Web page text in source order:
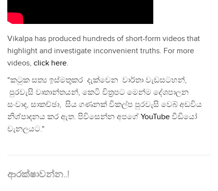
Vikalpa has produced hundreds of short-form videos that
highlight and investigate inconvenient truths. For more
videos, click here.
"කටුක සත්‍ය ඉස්මතුකර දැක්වෙන වාර්තා වැඩසටහන්,
පුරවැසි වෘතාන්තයන්, කෙටි චිත්‍රපට මෙන්ම දේශපාලන
සංවාද, සාකච්ඡා, සිය ගණනක් විකල්ප පුරවැසි වෙබ් අඩවිය
නිශ්පාදනය කර ඇත. පිවිසෙන්න අපගේ YouTube වීඩියෝ
චැනලයට."
ආරක්ෂාවන්න..!